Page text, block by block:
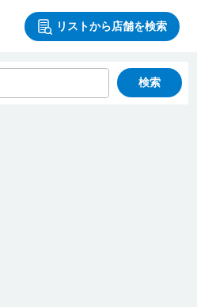
リストから店舗を検索
検索